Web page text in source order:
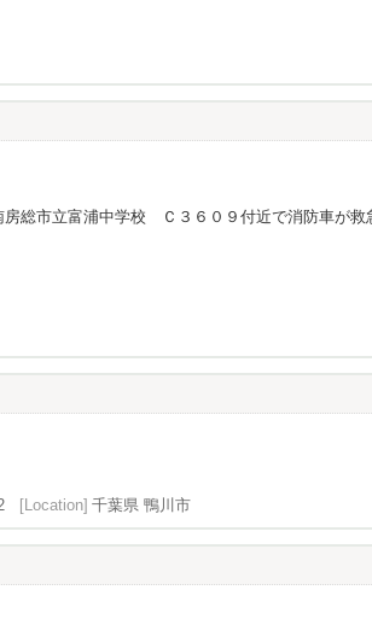
総市立富浦中学校 Ｃ３６０９付近で消防車が救
[Location] 千葉県 鴨川市